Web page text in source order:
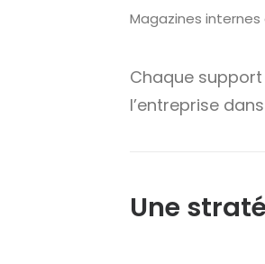
Magazines
Chaque
l’entreprise
Une